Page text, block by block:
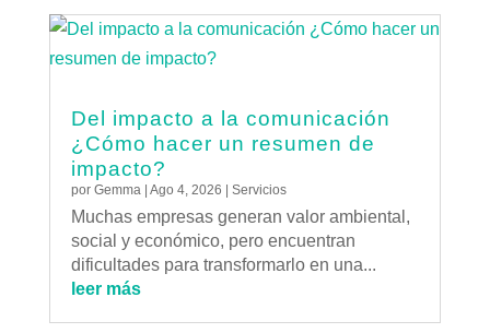
Del impacto a la comunicación
¿Cómo hacer un resumen de
impacto?
por Gemma| Ago 4, 2026 Servicios
Muchas empresas generan valor ambiental,
social y económico, pero encuentran
dificultades para transformarlo en una...
leer más